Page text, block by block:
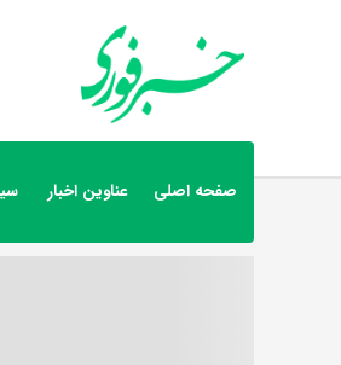
صفحه اصلی عناوین اخبار